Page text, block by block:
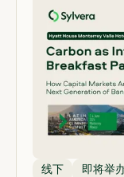
线下 即将举